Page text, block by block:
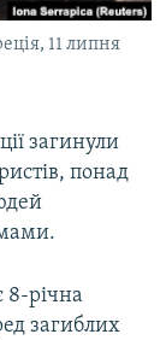
11 липня
загинули
понад
8-річна
загиблих